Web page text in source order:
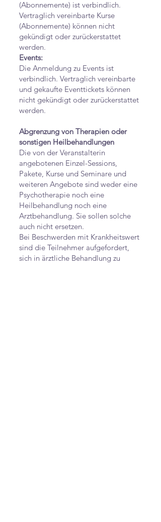
(Abonnemente) ist verbindlich.
Vertraglich vereinbarte Kurse
(Abonnemente) können nicht
gekündigt oder zurückerstattet
werden.
Events:
Die Anmeldung zu Events ist
verbindlich. Vertraglich vereinbarte
und gekaufte Eventtickets können
nicht gekündigt oder zurückerstattet
werden.
Abgrenzung von Therapien oder
sonstigen Heilbehandlungen
Die von der Veranstalterin
angebotenen Einzel-Sessions,
Pakete, Kurse und Seminare und
weiteren Angebote sind weder eine
Psychotherapie noch eine
Heilbehandlung noch eine
Arztbehandlung. Sie sollen solche
auch nicht ersetzen.
Bei Beschwerden mit Krankheitswert
sind die Teilnehmer aufgefordert,
sich in ärztliche Behandlung zu